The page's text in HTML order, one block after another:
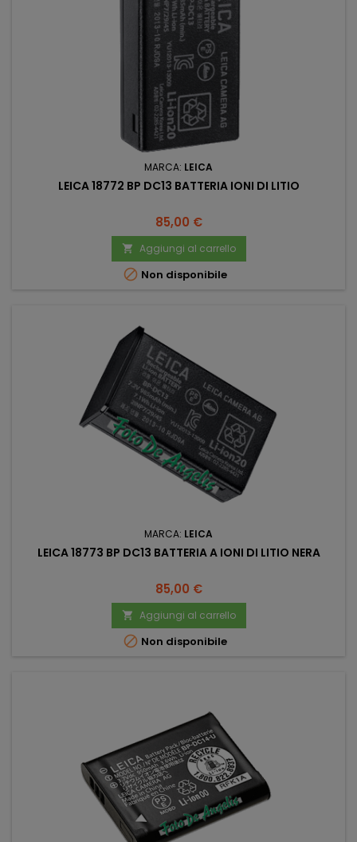
MARCA: LEICA
LEICA 18772 BP DC13 BATTERIA IONI DI LITIO
Prezzo
85,00 €
 Aggiungi al carrello
 Non disponibile
MARCA: LEICA
LEICA 18773 BP DC13 BATTERIA A IONI DI LITIO NERA
Prezzo
85,00 €
 Aggiungi al carrello
 Non disponibile